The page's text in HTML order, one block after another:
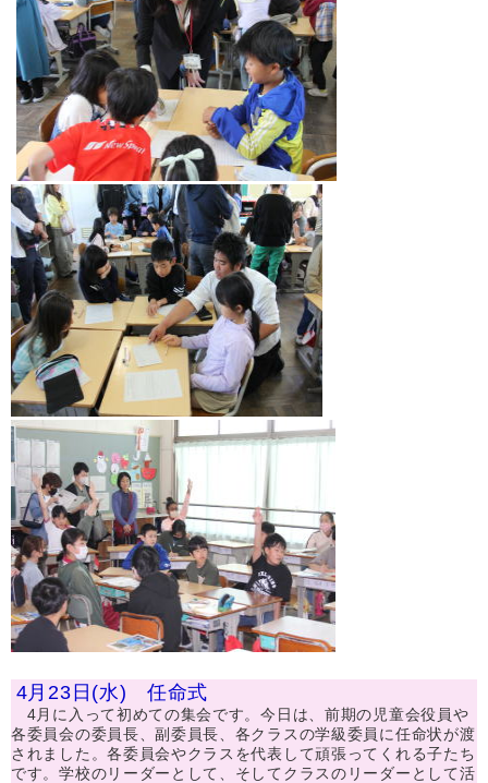
4月23日(水) 任命式
4月に入って初めての集会です。今日は、前期の児童会役員や
各委員会の委員長、副委員長、各クラスの学級委員に任命状が渡
されました。各委員会やクラスを代表して頑張ってくれる子たち
です。学校のリーダーとして、そしてクラスのリーダーとして活